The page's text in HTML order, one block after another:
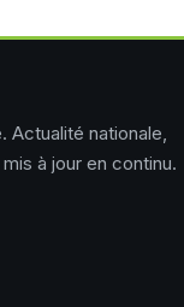
Actualité nationale,
à jour en continu.